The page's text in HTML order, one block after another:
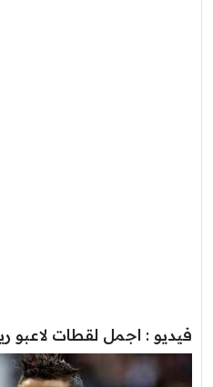
فيديو : اجمل لقطات لاعبو